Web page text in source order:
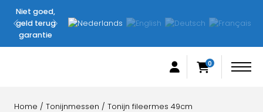
Niet goed,
geld terug
garantie
FilletingLine
0
Home / Tonijnmessen / Tonijn fileermes 49cm